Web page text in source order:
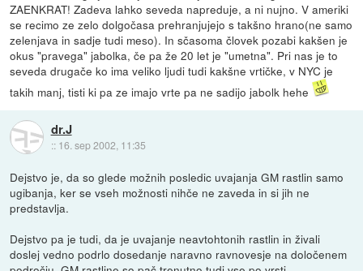
ZAENKRAT! Zadeva lahko seveda napreduje, a ni nujno. V ameriki
se recimo ze zelo dolgočasa prehranjujejo s takšno hrano(ne samo
zelenjava in sadje tudi meso). In sčasoma človek pozabi kakšen je
okus "pravega" jabolka, če pa že 20 let je "umetna". Pri nas je to
seveda drugače ko ima veliko ljudi tudi kakšne vrtičke, v NYC je
takih manj, tisti ki pa ze imajo vrte pa ne sadijo jabolk hehe
dr.J
:: 16. sep 2002, 11:35
Dejstvo je, da so glede možnih posledic uvajanja GM rastlin samo
ugibanja, ker se vseh možnosti nihče ne zaveda in si jih ne
predstavlja.
Dejstvo pa je tudi, da je uvajanje neavtohtonih rastlin in živali
doslej vedno podrlo dosedanje naravno ravnovesje na določenem